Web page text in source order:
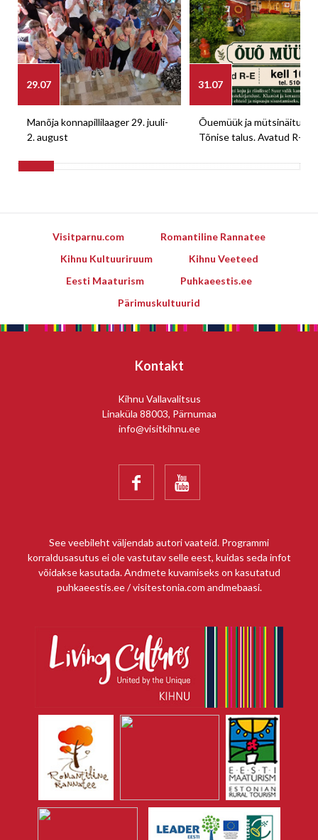
29.07
Manõja konnapillilaager 29. juuli-
2. august
31.07
Õuemüük ja mütsinäitus
Tõnise talus. Avatud R-E
Visitparnu.com
Romantiline Rannatee
Kihnu Kultuuriruum
Kihnu Veeteed
Eesti Maaturism
Puhkaeestis.ee
Pärimuskultuurid
Kontakt
Kihnu Vallavalitsus
Linaküla 88003, Pärnumaa
info@visitkihnu.ee
 
See veebileht väljendab autori vaateid. Programmi
korraldusasutus ei ole vastutav selle eest, kuidas seda infot
võidakse kasutada. Andmete kuvamiseks on kasutatud
puhkaeestis.ee / visitestonia.com andmebaasi.